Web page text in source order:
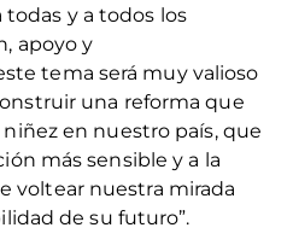
y a todos los
apoyo y
tema será muy valioso
una reforma que
en nuestro país, que
más sensible y a la
voltear nuestra mirada
de su futuro”.